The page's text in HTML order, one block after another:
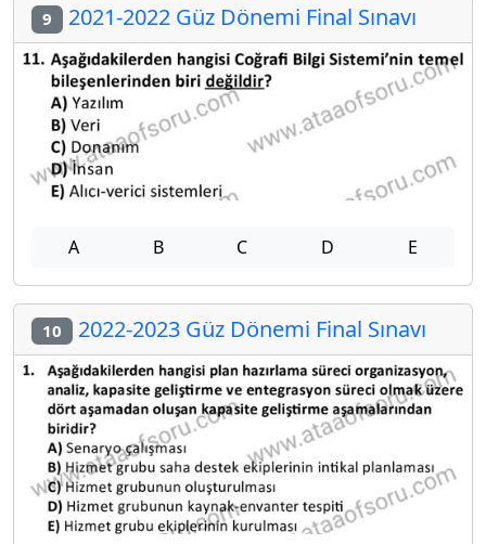
9 2021-2022 Güz Dönemi Final Sınavı
A B C D E
10 2022-2023 Güz Dönemi Final Sınavı